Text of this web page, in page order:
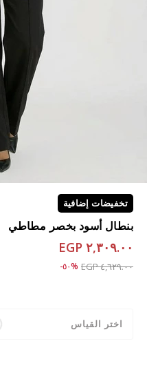
تخفيضات إضافية
بنطال أسود بخصر مطاطي
٢,٣٠٩.٠٠ EGP
Price reduced from
٤,٦٢٩.٠٠ EGP to ٢,٣٠٩.٠٠ EGP%٥٠-
اختر القياس